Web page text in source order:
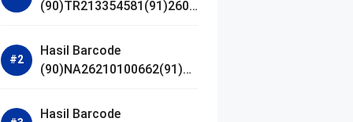
(90)TR213354581(91)2607
Hasil Barcode
(90)NA26210100662(91)24
Hasil Barcode